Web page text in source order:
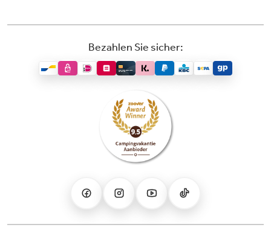
Bezahlen Sie sicher: